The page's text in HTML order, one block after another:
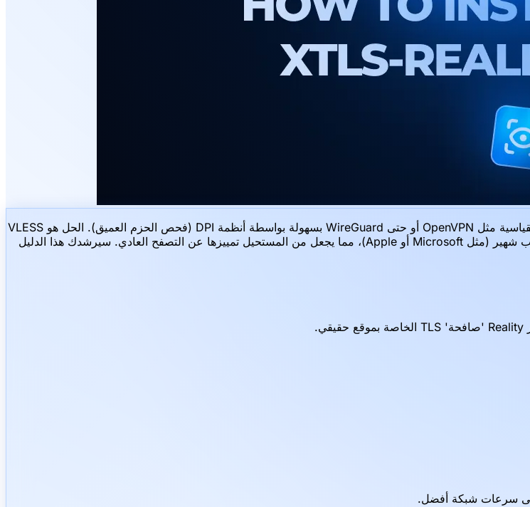
في المناطق التي تعاني من رقابة شديدة على الإنترنت، يتم اكتشاف وحظر شبكات VPN القياسية مثل OpenVPN أو حتى WireGuard بسهولة بواسطة أنظمة DPI (فحص الحزم العميق). الحل هو VLESS
مع XTLS-Reality. تقوم هذه التكنولوجيا بتمويه حركتك لتبدو وكأنها اتصال طبيعي بموقع ويب شهير (مثل Microsoft أو Apple)، مما يجعل من المستحيل تمييزها عن التصفح العادي. سيرشدك هذا الدليل